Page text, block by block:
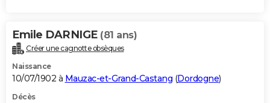
Emile DARNIGE (81 ans)
Créer une cagnotte obsèques
Naissance
10/07/1902 à Mauzac-et-Grand-Castang (Dordogne)
Décès